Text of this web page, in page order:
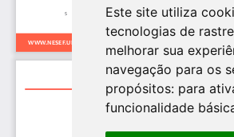
Este site utiliza
tecnologias de
melhorar sua
navegação para os
propósitos: para
funcionalidade